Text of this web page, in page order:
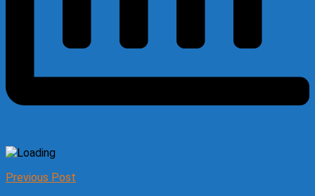
Previous Post